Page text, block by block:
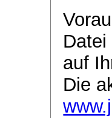
auf
Die